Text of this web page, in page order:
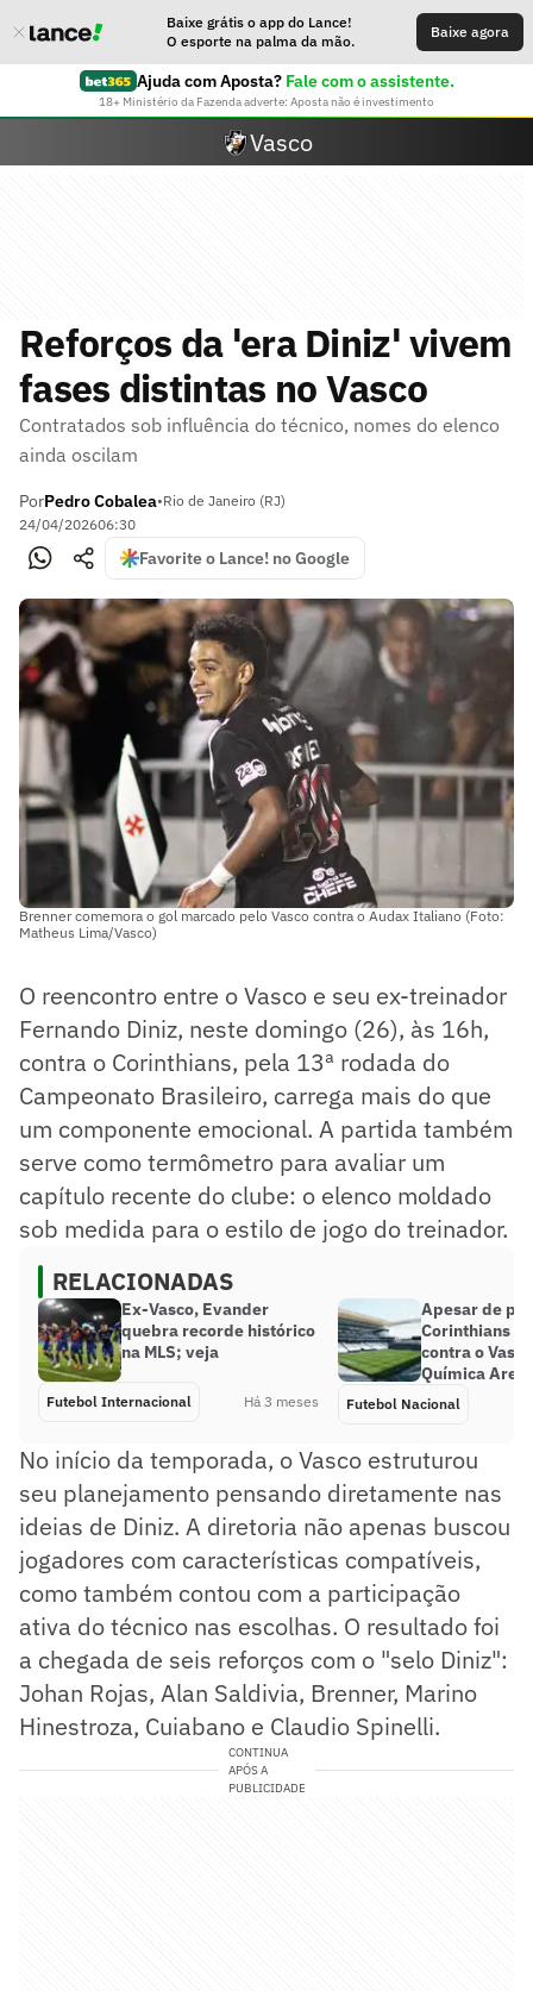
Baixe grátis o app do Lance!
O esporte na palma da mão.
Baixe agora
Ajuda com Aposta? Fale com o assistente.
18+ Ministério da Fazenda adverte: Aposta não é investimento
Vasco
Reforços da 'era Diniz' vivem
fases distintas no Vasco
Contratados sob influência do técnico, nomes do elenco
ainda oscilam
PorPedro Cobalea•Rio de Janeiro (RJ)
24/04/202606:30
Favorite o Lance! no Google
Brenner comemora o gol marcado pelo Vasco contra o Audax Italiano (Foto:
Matheus Lima/Vasco)
O reencontro entre o Vasco e seu ex-treinador
Fernando Diniz, neste domingo (26), às 16h,
contra o Corinthians, pela 13ª rodada do
Campeonato Brasileiro, carrega mais do que
um componente emocional. A partida também
serve como termômetro para avaliar um
capítulo recente do clube: o elenco moldado
sob medida para o estilo de jogo do treinador.
RELACIONADAS
Ex-Vasco, Evander
quebra recorde histórico
na MLS; veja
Futebol Internacional Há 3 meses
Apesar de
Corinthians
contra o
Química
Futebol Nacional
No início da temporada, o Vasco estruturou
seu planejamento pensando diretamente nas
ideias de Diniz. A diretoria não apenas buscou
jogadores com características compatíveis,
como também contou com a participação
ativa do técnico nas escolhas. O resultado foi
a chegada de seis reforços com o "selo Diniz":
Johan Rojas, Alan Saldivia, Brenner, Marino
Hinestroza, Cuiabano e Claudio Spinelli.
CONTINUA
APÓS A
PUBLICIDADE